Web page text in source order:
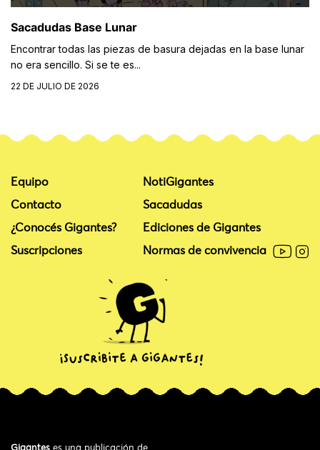
Sacadudas Base Lunar
Encontrar todas las piezas de basura dejadas en la base lunar
no era sencillo. Si se te es...
22 DE JULIO DE 2026
Equipo
Contacto
¿Conocés Gigantes?
Suscripciones
NotiGigantes
Sacadudas
Ediciones de Gigantes
Normas de convivencia
Gigantes es una publicación de